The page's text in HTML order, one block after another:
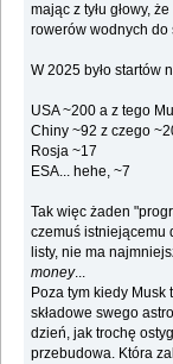
mając z tyłu głowy,
rowerów wodnych
W 2025 było startów
USA ~200 a z tego
Chiny ~92 z czego
Rosja ~17
ESA... hehe, ~7
Tak więc żaden
czemuś istniejącemu
listy, nie ma
money...
Poza tym kiedy Musk
składowe swego
dzień, jak trochę
przebudowa. Która